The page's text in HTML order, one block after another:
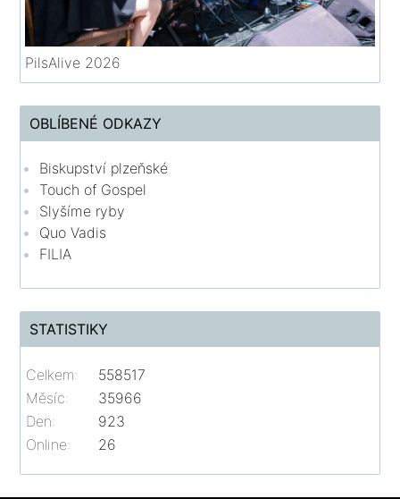
PilsAlive 2026
OBLÍBENÉ ODKAZY
Biskupství plzeňské
Touch of Gospel
Slyšíme ryby
Quo Vadis
FILIA
STATISTIKY
Online: 26
Celkem:
558517
Měsíc:
35966
Den:
923